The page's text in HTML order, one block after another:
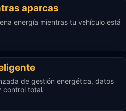
aparcas
energía mientras tu vehículo está
de gestión energética, datos
control total.